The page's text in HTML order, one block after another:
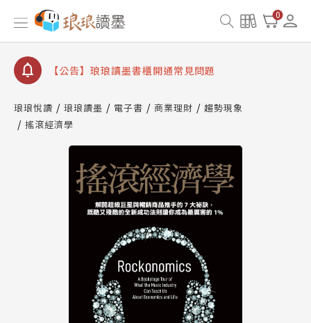
0
【公告】因 Readmoo 讀墨系統維護中，本站同步暫
停部分閱讀服務
【公告】琅琅讀墨數位閱讀資產合併與書櫃開通申請
【公告】琅琅讀墨書櫃開通常見問題
請圖文教學
【公告】琅琅書店服務升級重要說明及資產合併結果
查詢
【公告】因 Readmoo 讀墨系統維護中，本站同步暫
停部分閱讀服務
琅琅悅讀 琅琅讀墨 電子書 商業理財
趨勢現象
搖滾經濟學